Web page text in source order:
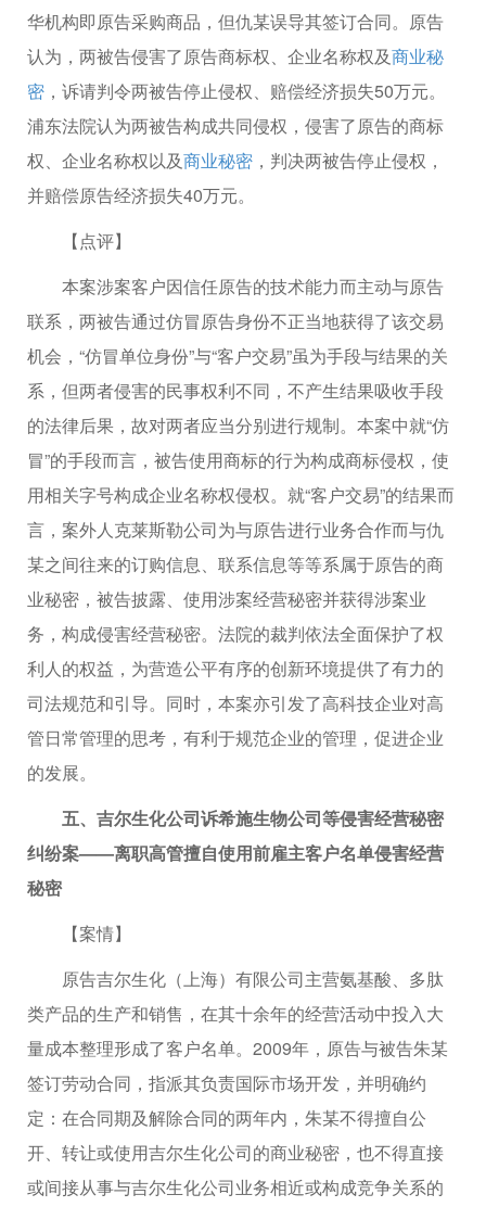
华机构即原告采购商品，但仇某误导其签订合同。原告
认为，两被告侵害了原告商标权、企业名称权及商业秘
密 ，诉请判令两被告停止侵权、赔偿经济损失50万元。
浦东法院认为两被告构成共同侵权，侵害了原告的商标
权、企业名称权以及商业秘密 ，判决两被告停止侵权，
并赔偿原告经济损失40万元。
【点评】
本案涉案客户因信任原告的技术能力而主动与原告
联系，两被告通过仿冒原告身份不正当地获得了该交易
机会，“仿冒单位身份”与“客户交易”虽为手段与结果的关
系，但两者侵害的民事权利不同，不产生结果吸收手段
的法律后果，故对两者应当分别进行规制。本案中就“仿
冒”的手段而言，被告使用商标的行为构成商标侵权，使
用相关字号构成企业名称权侵权。就“客户交易”的结果而
言，案外人克莱斯勒公司为与原告进行业务合作而与仇
某之间往来的订购信息、联系信息等等系属于原告的商
业秘密，被告披露、使用涉案经营秘密并获得涉案业
务，构成侵害经营秘密。法院的裁判依法全面保护了权
利人的权益，为营造公平有序的创新环境提供了有力的
司法规范和引导。同时，本案亦引发了高科技企业对高
管日常管理的思考，有利于规范企业的管理，促进企业
的发展。
五、吉尔生化公司诉希施生物公司等侵害经营秘密
纠纷案——离职高管擅自使用前雇主客户名单侵害经营
秘密
【案情】
原告吉尔生化（上海）有限公司主营氨基酸、多肽
类产品的生产和销售，在其十余年的经营活动中投入大
量成本整理形成了客户名单。2009年，原告与被告朱某
签订劳动合同，指派其负责国际市场开发，并明确约
定：在合同期及解除合同的两年内，朱某不得擅自公
开、转让或使用吉尔生化公司的商业秘密，也不得直接
或间接从事与吉尔生化公司业务相近或构成竞争关系的